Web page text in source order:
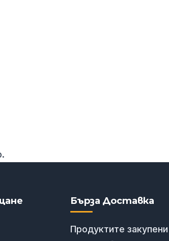
Бърза Доставка
Продуктите